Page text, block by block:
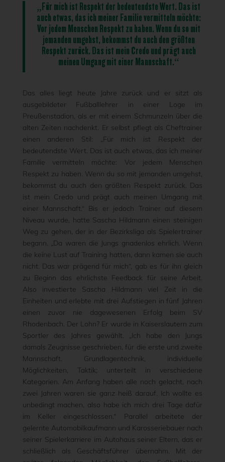
„Für mich ist Respekt der bedeutendste Wert. Das ist
auch etwas, das ich meiner Familie vermitteln möchte:
Vor jedem Menschen Respekt zu haben. Wenn du so mit
jemanden umgehst, bekommst du auch den größten
Respekt zurück. Das ist mein Credo und prägt auch
meinen Umgang mit einer Mannschaft.“
Das alles liegt heute Jahre zurück und er sitzt als
ausgebildeter Fußballlehrer in einer Loge im
Preußenstadion, als er mit einem Schmunzeln über die
alten Zeiten nachdenkt. Er selbst pflegt als Cheftrainer
einen anderen Stil: „Für mich ist Respekt der
bedeutendste Wert. Das ist auch etwas, das ich meiner
Familie vermitteln möchte: Vor jedem Menschen
Respekt zu haben. Wenn du so mit jemanden umgehst,
bekommst du auch den größten Respekt zurück. Das
ist mein Credo und prägt auch meinen Umgang mit
einer Mannschaft.“ Bis er jedoch Trainer auf diesem
Niveau wurde, hatte Sascha Hildmann einen steinigen
Weg zu gehen, der in der Bezirksliga als Spielertrainer
begann. „Da waren die Jungs gnadenlos ehrlich. Wenn
die keine Lust auf Training hatten, dann kamen sie auch
nicht. Das war prägend für mich“, gab es für ihn gleich
zu Beginn das ehrlichste Feedback für seine Arbeit.
Also investierte Sascha Hildmann viel Zeit in die
Einheiten und erlebte mit drei Aufstiegen in fünf Jahren
einen zuvor nie dagewesenen Erfolg beim SV
Rhodenbach. Der Lohn? Er wurde in Kaiserslautern zum
Sportler des Jahres gewählt. „Ich habe den Jungs
damals Zeugnisse geschrieben, für die erste und zweite
Mannschaft. Grundlagentechnik, individuelle
Möglichkeiten, Taktik; unterteilt in verschiedene
Kategorien. Am Anfang haben alle noch gelacht, nach
zwei Jahren waren sie ganz heiß darauf. Ich wollte es
unbedingt machen, also habe ich mich drei Tage dafür
im Keller eingeschlossen.“ Parallel arbeitete der
gelernte Automobilkaufmann und Karosseriebauer nach
seiner Spielerkarriere im Autohaus seiner Eltern, das er
schließlich als Geschäftsführer übernahm. Mit der